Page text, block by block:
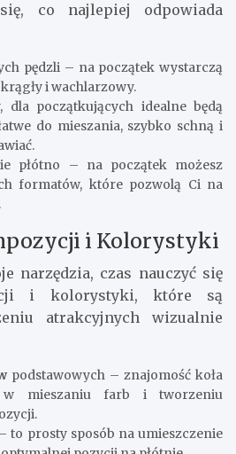
co najlepiej odpowiada
pędzli – na początek wystarczą
i wachlarzowy.
dla początkujących idealne będą
do mieszania, szybko schną i
płótno – na początek możesz
formatów, które pozwolą Ci na
i Kolorystyki
narzędzia, czas nauczyć się
i kolorystyki, które są
atrakcyjnych wizualnie
podstawowych – znajomość koła
mieszaniu farb i tworzeniu
to prosty sposób na umieszczenie